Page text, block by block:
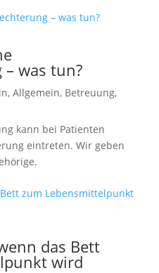
was tun?
, Allgemein, Betreuung,
kann bei Patienten
eintreten. Wir geben
das Bett
wird